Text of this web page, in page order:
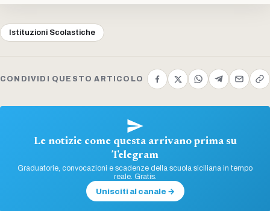
Istituzioni Scolastiche
CONDIVIDI QUESTO ARTICOLO
Le notizie come questa arrivano prima su
Telegram
Graduatorie, convocazioni e scadenze della scuola siciliana in tempo
reale. Gratis.
Unisciti al canale →